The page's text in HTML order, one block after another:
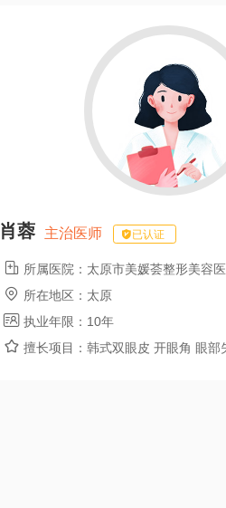
肖蓉 主治医师 已认证
 所属医院： 太原市美媛荟整形美容
 所在地区： 太原
 执业年限： 10年
 擅长项目：韩式双眼皮 开眼角 眼部失败修复 鼻部失败修复 埋线双眼皮 全切双眼皮